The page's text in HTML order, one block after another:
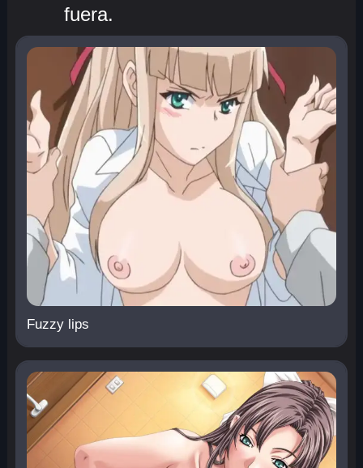
fuera.
Fuzzy lips